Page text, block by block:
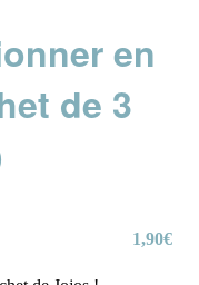
en
de 3
1,90€